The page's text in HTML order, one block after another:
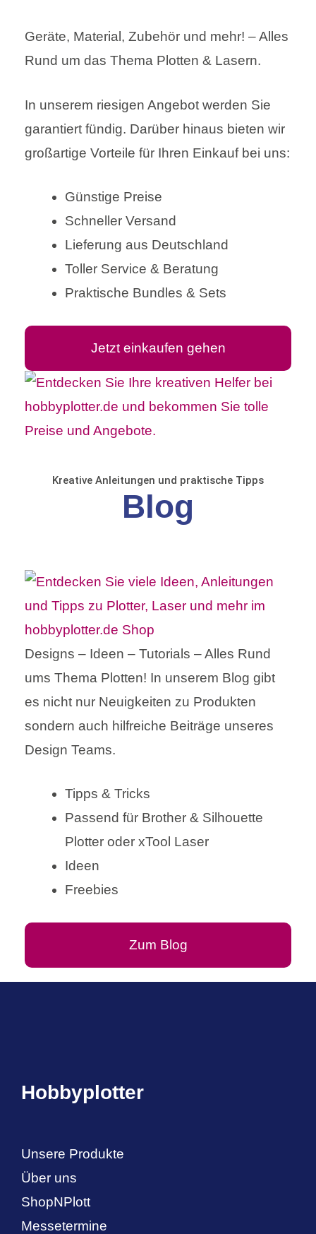
Geräte, Material, Zubehör und mehr! – Alles
Rund um das Thema Plotten & Lasern.
In unserem riesigen Angebot werden Sie
garantiert fündig. Darüber hinaus bieten wir
großartige Vorteile für Ihren Einkauf bei uns:
Günstige Preise
Schneller Versand
Lieferung aus Deutschland
Toller Service & Beratung
Praktische Bundles & Sets
Jetzt einkaufen gehen
Kreative Anleitungen und praktische Tipps
Blog
Designs – Ideen – Tutorials – Alles Rund
ums Thema Plotten! In unserem Blog gibt
es nicht nur Neuigkeiten zu Produkten
sondern auch hilfreiche Beiträge unseres
Design Teams.
Tipps & Tricks
Passend für Brother & Silhouette
Plotter oder xTool Laser
Ideen
Freebies
Zum Blog
Hobbyplotter
Unsere Produkte
Über uns
ShopNPlott
Messetermine